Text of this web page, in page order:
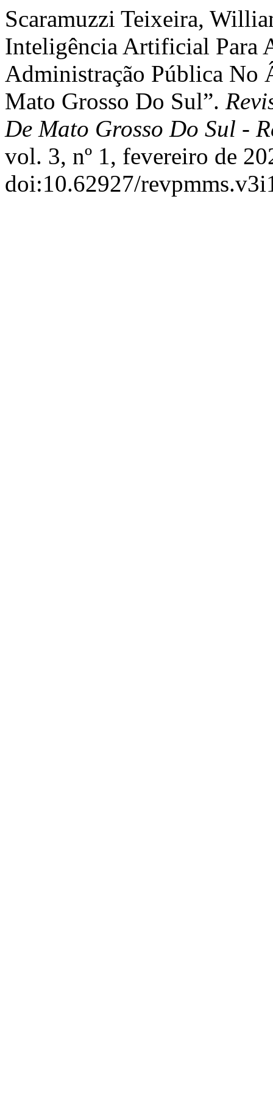
Scaramuzzi Teixeira,
Inteligência Artificial Para
Administração Pública
Mato Grosso Do Sul”.
De Mato Grosso Do Sul -
vol. 3, nº 1, fevereiro de
doi:10.62927/